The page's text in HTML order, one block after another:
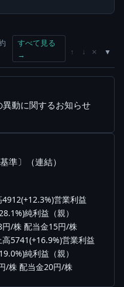
すべて見る
→
↑ ↓ ×
動に関するお知らせ
準〕（連結）
4912(+12.3%)営業利益
純利益（親）
円/株 配当金15円/株
高5741(+16.9%)営業利益
純利益（親）
/株 配当金20円/株